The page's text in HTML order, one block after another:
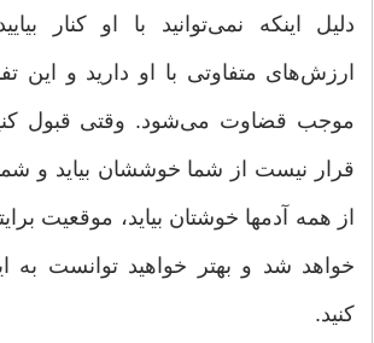
دلیل اینکه نمی‌توانید با او کنار
ارزش‌های متفاوتی با او دارید و این
موجب قضاوت می‌شود. وقتی قبول
قرار نیست از شما خوششان بیاید و
از همه آدمها خوشتان بیاید، موقعیت
خواهد شد و بهتر خواهید توانست به
کنید.